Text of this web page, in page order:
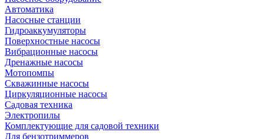
Автоматика
Насосные станции
Гидроаккумуляторы
Поверхностные насосы
Вибрационные насосы
Дренажные насосы
Мотопомпы
Скважинные насосы
Циркуляционные насосы
Садовая техника
Электропилы
Комплектующие для садовой техники
Для бензотриммеров